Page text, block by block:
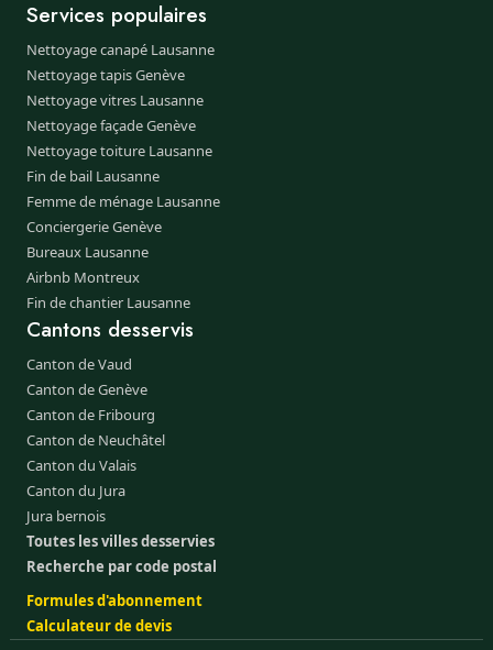
Services populaires
Nettoyage canapé Lausanne
Nettoyage tapis Genève
Nettoyage vitres Lausanne
Nettoyage façade Genève
Nettoyage toiture Lausanne
Fin de bail Lausanne
Femme de ménage Lausanne
Conciergerie Genève
Bureaux Lausanne
Airbnb Montreux
Fin de chantier Lausanne
Cantons desservis
Canton de Vaud
Canton de Genève
Canton de Fribourg
Canton de Neuchâtel
Canton du Valais
Canton du Jura
Jura bernois
Toutes les villes desservies
Recherche par code postal
Formules d'abonnement
Calculateur de devis